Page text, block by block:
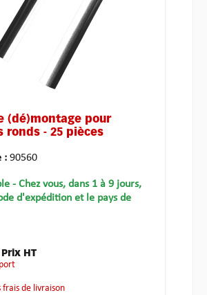
(dé)montage pour
ronds - 25 pièces
: 90560
- Chez vous, dans 1 à 9 jours,
d'expédition et le pays de
Prix HT
frais de livraison